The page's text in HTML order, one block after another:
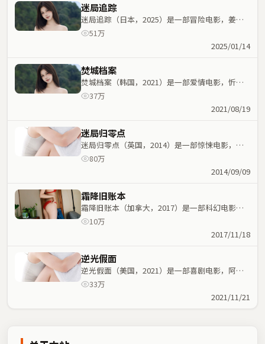
迷局追踪
迷局追踪（日本，2025）是一部冒险电影，姜文
执导，木村拓哉、汤唯等主演；冒险元素与人物命
51万
2025/01/14
焚城档案
焚城档案（韩国，2021）是一部爱情电影，忻钰
坤执导，佛罗伦斯·珀、段奕宏等主演；爱情元素
37万
2021/08/19
迷局归零点
迷局归零点（英国，2014）是一部惊悚电影，北
野武执导，巩俐、役所广司等主演；惊悚元素与人
80万
2014/09/09
霜降旧账本
霜降旧账本（加拿大，2017）是一部科幻电影，
陈思诚执导，吴京、梁朝伟等主演；科幻元素与人
10万
2017/11/18
逆光假面
逆光假面（美国，2021）是一部喜剧电影，阿方
索·卡隆执导，堺雅人、木村拓哉等主演；喜剧元
33万
2021/11/21